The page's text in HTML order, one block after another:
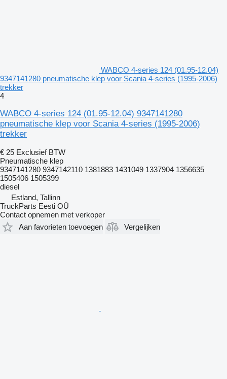
WABCO 4-series 124 (01.95-12.04)
9347141280 pneumatische klep voor Scania 4-series (1995-2006)
trekker
4
WABCO 4-series 124 (01.95-12.04) 9347141280
pneumatische klep voor Scania 4-series (1995-2006)
trekker
€ 25 Exclusief BTW
Pneumatische klep
9347141280 9347142110 1381883 1431049 1337904 1356635
1505406 1505399
diesel
Estland, Tallinn
TruckParts Eesti OÜ
Contact opnemen met verkoper
Aan favorieten toevoegen
Vergelijken